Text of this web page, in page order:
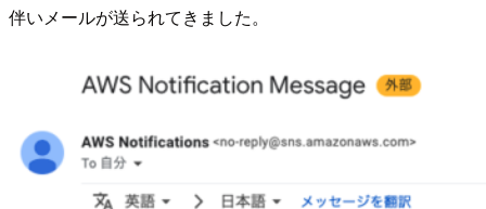
伴いメールが送られてきました。